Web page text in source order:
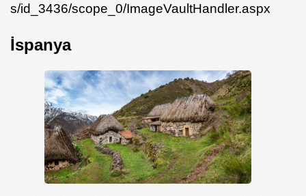
s/id_3436/scope_0/ImageVaultHandler.aspx
İspanya